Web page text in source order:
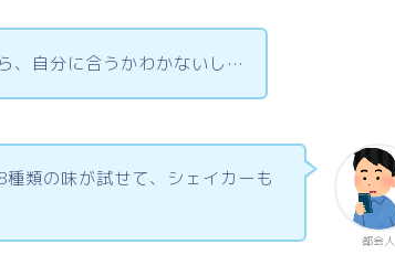
、自分に合うかわかないし…
都会人
類の味が試せて、シェイカーも